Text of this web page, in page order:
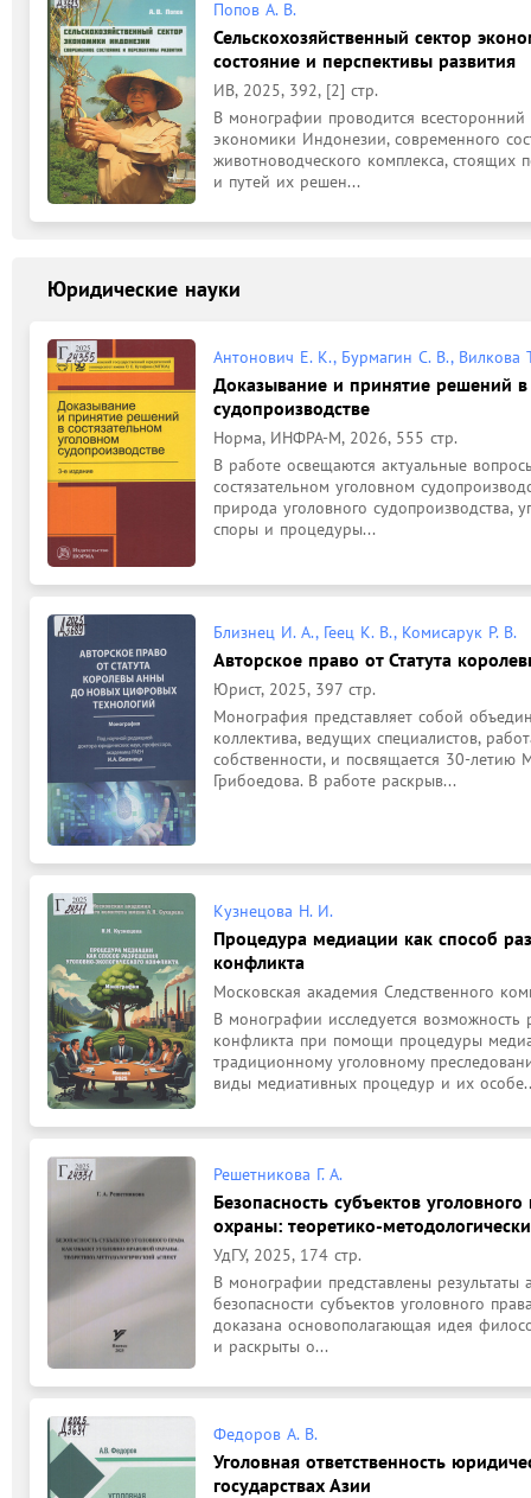
Попов А. В.
Сельскохозяйственный сектор
состояние и перспективы развития
ИВ, 2025, 392, [2] стр.
В монографии проводится всесторонний
экономики Индонезии, современного
животноводческого комплекса, стоящих
и путей их решен...
Юридические науки
Антонович Е. К., Бурмагин С. В., Вилкова
Доказывание и принятие решений в
судопроизводстве
Норма, ИНФРА-М, 2026, 555 стр.
В работе освещаются актуальные
состязательном уголовном
природа уголовного судопроизводства,
споры и процедуры...
Близнец И. А., Геец К. В., Комисарук Р. В.
Авторское право от Статута
Юрист, 2025, 397 стр.
Монография представляет собой
коллектива, ведущих специалистов,
собственности, и посвящается 30-летию
Грибоедова. В работе раскрыв...
Кузнецова Н. И.
Процедура медиации как способ
конфликта
Московская академия Следственного
В монографии исследуется возможность
конфликта при помощи процедуры
традиционному уголовному
виды медиативных процедур и их
Решетникова Г. А.
Безопасность субъектов
охраны: теоретико-
УдГУ, 2025, 174 стр.
В монографии представлены результаты
безопасности субъектов уголовного
доказана основополагающая идея
и раскрыты о...
Федоров А. В.
Уголовная ответственность
государствах Азии